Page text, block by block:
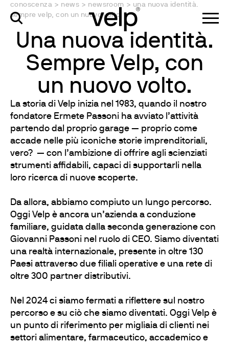
conoscenza > news > newsroom > una nuova identità.
sempre velp, con un nuovo volto.
Una nuova identità.
Sempre Velp, con
un nuovo volto.
La storia di Velp inizia nel 1983, quando il nostro
fondatore Ermete Passoni ha avviato l’attività
partendo dal proprio garage — proprio come
accade nelle più iconiche storie imprenditoriali,
vero? — con l’ambizione di offrire agli scienziati
strumenti affidabili, capaci di supportarli nella
loro ricerca di nuove scoperte.
Da allora, abbiamo compiuto un lungo percorso.
Oggi Velp è ancora un’azienda a conduzione
familiare, guidata dalla seconda generazione con
Giovanni Passoni nel ruolo di CEO. Siamo diventati
una realtà internazionale, presente in oltre 130
Paesi attraverso due filiali operative e una rete di
oltre 300 partner distributivi.
Nel 2024 ci siamo fermati a riflettere sul nostro
percorso e su ciò che siamo diventati. Oggi Velp è
un punto di riferimento per migliaia di clienti nei
settori alimentare, farmaceutico, accademico e